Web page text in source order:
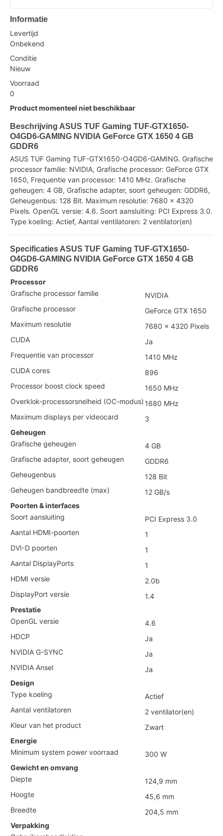
Informatie
Levertijd
Onbekend
Conditie
Nieuw
Voorraad
0
Product momenteel niet beschikbaar
Beschrijving ASUS TUF Gaming TUF-GTX1650-
O4GD6-GAMING NVIDIA GeForce GTX 1650 4 GB
GDDR6
ASUS TUF Gaming TUF-GTX1650-O4GD6-GAMING. Grafische
processor familie: NVIDIA, Grafische processor: GeForce GTX
1650, Frequentie van processor: 1410 MHz. Grafische
geheugen: 4 GB, Grafische adapter, soort geheugen: GDDR6,
Geheugenbus: 128 Bit. Maximum resolutie: 7680 x 4320
Pixels. OpenGL versie: 4.6. Soort aansluiting: PCI Express 3.0.
Type koeling: Actief, Aantal ventilatoren: 2 ventilator(en)
Specificaties ASUS TUF Gaming TUF-GTX1650-
O4GD6-GAMING NVIDIA GeForce GTX 1650 4 GB
GDDR6
Processor
Grafische processor familie
NVIDIA
Grafische processor
GeForce GTX 1650
Maximum resolutie
7680 x 4320 Pixels
CUDA
Ja
Frequentie van processor
1410 MHz
CUDA cores
896
Processor boost clock speed
1650 MHz
Overklok-processorsnelheid (OC-modus) 1680 MHz
Maximum displays per videocard
3
Geheugen
Grafische geheugen
4 GB
Grafische adapter, soort geheugen
GDDR6
Geheugenbus
128 Bit
Geheugen bandbreedte (max)
12 GB/s
Poorten & interfaces
Soort aansluiting
PCI Express 3.0
Aantal HDMI-poorten
1
DVI-D poorten
1
Aantal DisplayPorts
1
HDMI versie
2.0b
DisplayPort versie
1.4
Prestatie
OpenGL versie
4.6
HDCP
Ja
NVIDIA G-SYNC
Ja
NVIDIA Ansel
Ja
Design
Type koeling
Actief
Aantal ventilatoren
2 ventilator(en)
Kleur van het product
Zwart
Energie
Minimum system power voorraad
300 W
Gewicht en omvang
Diepte
124,9 mm
Hoogte
45,6 mm
Breedte
204,5 mm
Verpakking